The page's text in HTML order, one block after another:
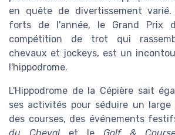
en quête de divertissement
forts de l'année, le Grand Prix
compétition de trot qui
chevaux et jockeys, est un
l'hippodrome.
L'Hippodrome de la Cépière sait
ses activités pour séduire un large
des courses, des événements
du Cheval et le Golf &